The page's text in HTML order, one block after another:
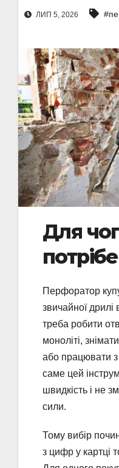
ЛИП 5, 2026
Для
Перфоратор
звичайної
треба робити
моноліті,
або працювати
саме цей
швидкість і не
сили.
Тому вибір
з цифр у картці